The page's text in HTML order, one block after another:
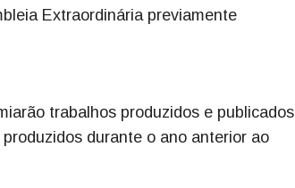
Extraordinária previamente
trabalhos produzidos e publicados
durante o ano anterior ao